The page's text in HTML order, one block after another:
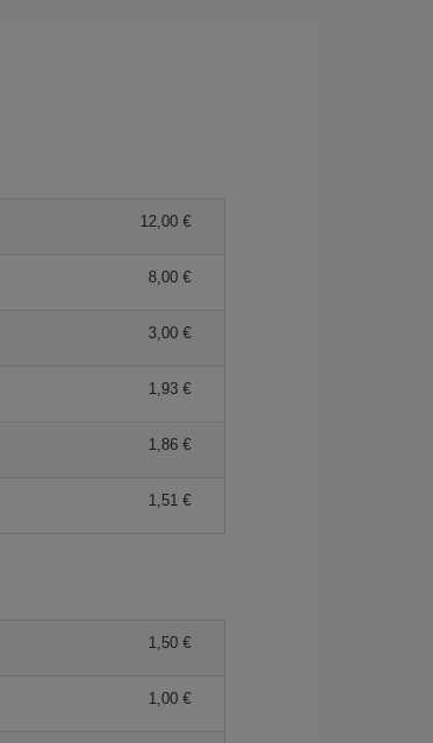
12,00 €
8,00 €
3,00 €
1,93 €
1,86 €
1,51 €
1,50 €
1,00 €